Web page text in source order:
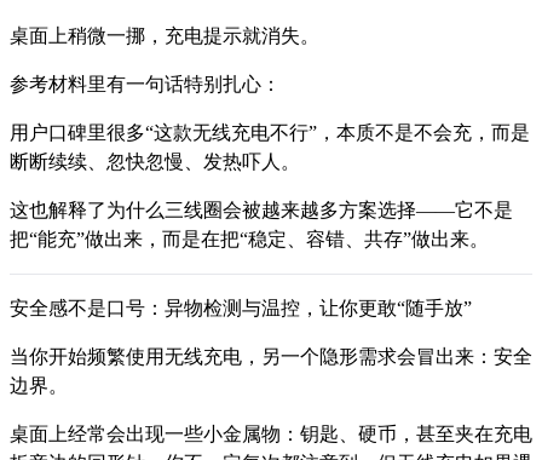
桌面上稍微一挪，充电提示就消失。
参考材料里有一句话特别扎心：
用户口碑里很多“这款无线充电不行”，本质不是不会充，而是
断断续续、忽快忽慢、发热吓人。
这也解释了为什么三线圈会被越来越多方案选择——它不是
把“能充”做出来，而是在把“稳定、容错、共存”做出来。
安全感不是口号：异物检测与温控，让你更敢“随手放”
当你开始频繁使用无线充电，另一个隐形需求会冒出来：安全
边界。
桌面上经常会出现一些小金属物：钥匙、硬币，甚至夹在充电